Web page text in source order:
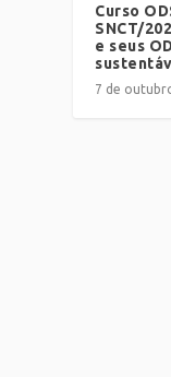
Curso
SNCT/
e seus
7 de